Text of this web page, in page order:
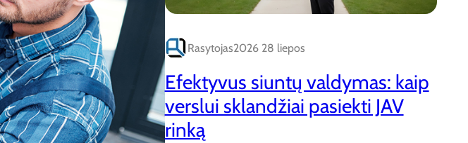
Rasytojas2026 28 liepos
Efektyvus siuntų valdymas: kaip
verslui sklandžiai pasiekti JAV
rinką